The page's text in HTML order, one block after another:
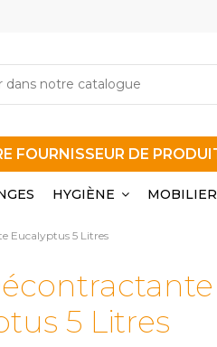
DE
HYGIÈNE MOBILIER
Eucalyptus 5 Litres
5 Litres